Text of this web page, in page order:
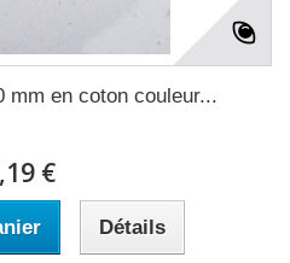
mm en coton couleur...
€
Détails